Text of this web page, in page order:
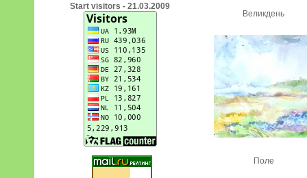
Start visitors - 21.03.2009
Великдень
Поле